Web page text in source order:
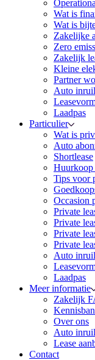
Wat is
Wat is
Zakelijke
Zero
Zakelijk
Kleine
Partner
Auto
Laadpas
Particulier
Wat is
Auto
Shortlease
Huurkoop
Tips voor
Occasion
Private
Private
Private
Private
Auto
Laadpas
Meer informatie
Zakelijk
Over ons
Auto
Lease
Contact